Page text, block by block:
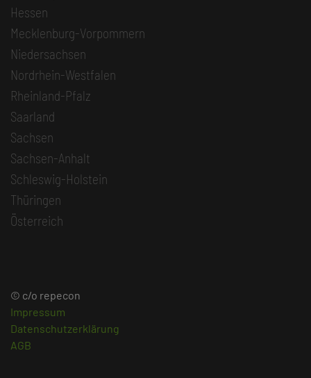
Hessen
Mecklenburg-Vorpommern
Niedersachsen
Nordrhein-Westfalen
Rheinland-Pfalz
Saarland
Sachsen
Sachsen-Anhalt
Schleswig-Holstein
Thüringen
Österreich
© c/o repecon
Impressum
Datenschutzerklärung
AGB